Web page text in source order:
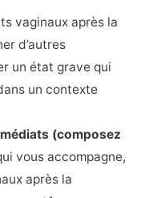
vaginaux après la
d’autres
un état grave qui
un contexte
(composez
vous accompagne,
après la